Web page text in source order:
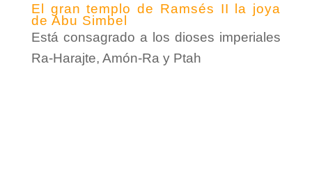
El gran templo de Ramsés II la joya
de Abu Simbel
Está consagrado a los dioses imperiales
Ra-Harajte, Amón-Ra y Ptah